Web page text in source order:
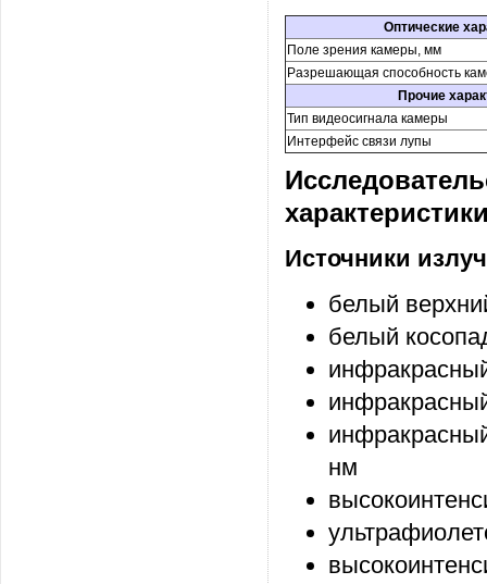
Оптические
Поле зрения камеры, мм
Разрешающая способность
Прочие
Тип видеосигнала камеры
Интерфейс связи лупы
Источники
белый
белый
нм